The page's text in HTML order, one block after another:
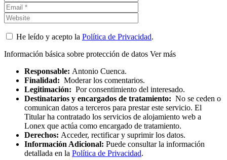
He leído y acepto la Política de Privacidad.
Información básica sobre protección de datos Ver más
Responsable: Antonio Cuenca.
Finalidad: Moderar los comentarios.
Legitimación: Por consentimiento del interesado.
Destinatarios y encargados de tratamiento: No se ceden o
comunican datos a terceros para prestar este servicio. El
Titular ha contratado los servicios de alojamiento web a
Lonex que actúa como encargado de tratamiento.
Derechos: Acceder, rectificar y suprimir los datos.
Información Adicional: Puede consultar la información
detallada en la Política de Privacidad.